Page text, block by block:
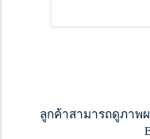
ลูกค้าสามารถดูภาพ